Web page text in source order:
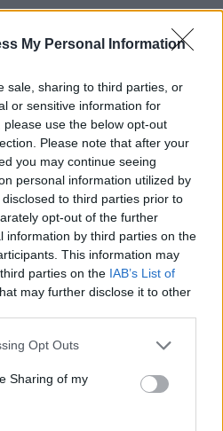
My Personal Information
sale, sharing to third parties, or
or sensitive information for
use the below opt-out
Please note that after your
you may continue seeing
personal information utilized by
to third parties prior to
opt-out of the further
information by third parties on the
This information may
parties on the IAB’s List of
may further disclose it to other
Opt Outs
Sharing of my